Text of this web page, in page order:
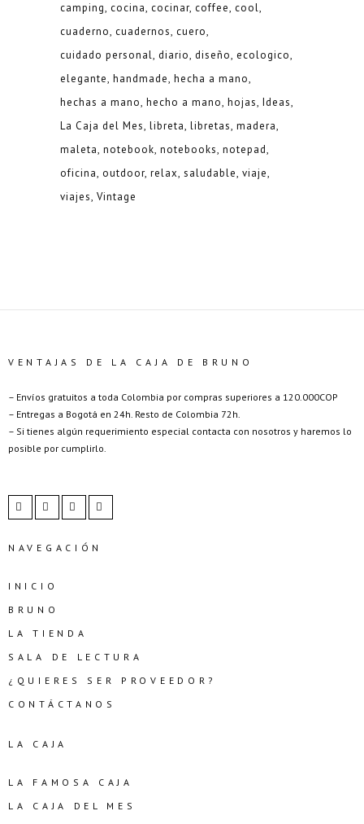
camping cocina cocinar coffee cool
cuaderno cuadernos cuero
cuidado personal diario diseño ecologico
elegante handmade hecha a mano
hechas a mano hecho a mano hojas Ideas
La Caja del Mes libreta libretas madera
maleta notebook notebooks notepad
oficina outdoor relax saludable viaje
viajes Vintage
VENTAJAS DE LA CAJA DE BRUNO
– Envíos gratuitos a toda Colombia por compras superiores a 120.000COP
– Entregas a Bogotá en 24h. Resto de Colombia 72h.
– Si tienes algún requerimiento especial contacta con nosotros y haremos lo
posible por cumplirlo.
NAVEGACIÓN
INICIO
BRUNO
LA TIENDA
SALA DE LECTURA
¿QUIERES SER PROVEEDOR?
CONTÁCTANOS
LA CAJA
LA FAMOSA CAJA
LA CAJA DEL MES